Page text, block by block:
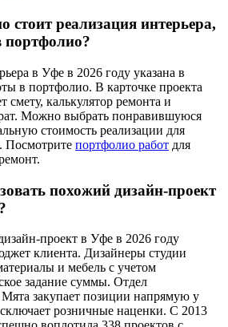
стоит реализация интерьера,
в Уфе в 2026 году указана в
в портфолио. В карточке проекта
смету, калькулятор ремонта и
Можно выбрать понравившуюся
стоимость реализации для
Посмотрите портфолио работ для
похожий дизайн-проект
проект в Уфе в 2026 году
клиента. Дизайнеры студии
и мебель с учетом
задание суммы. Отдел
закупает позиции напрямую у
розничные наценки. С 2013